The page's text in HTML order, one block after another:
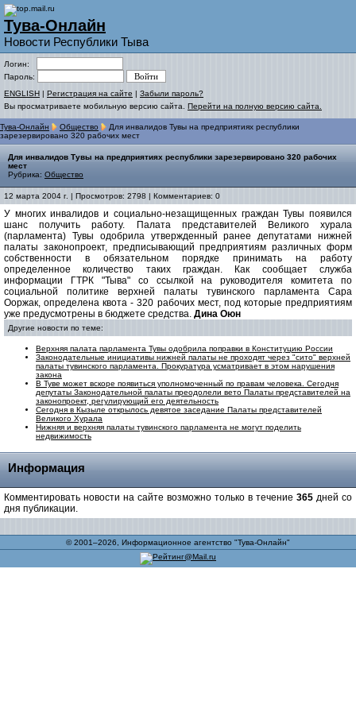
Тува-Онлайн
Новости Республики Тыва
Логин:
Пароль:
ENGLISH | Регистрация на сайте | Забыли пароль?
Вы просматриваете мобильную версию сайта. Перейти на полную версию сайта.
Тува-Онлайн Общество
Для инвалидов Тувы на предприятиях республики
зарезервировано 320 рабочих мест
Для инвалидов Тувы на предприятиях республики зарезервировано 320 рабочих
мест
Рубрика: Общество
12 марта 2004 г. | Просмотров: 2798 | Комментариев: 0
У многих инвалидов и социально-незащищенных граждан Тувы появился
шанс получить работу. Палата представителей Великого хурала
(парламента) Тувы одобрила утвержденный ранее депутатами нижней
палаты законопроект, предписывающий предприятиям различных форм
собственности в обязательном порядке принимать на работу
определенное количество таких граждан. Как сообщает служба
информации ГТРК "Тыва" со ссылкой на руководителя комитета по
социальной политике верхней палаты тувинского парламента Сара
Ооржак, определена квота - 320 рабочих мест, под которые предприятиям
уже предусмотрены в бюджете средства. Дина Оюн
Другие новости по теме:
Верхняя палата парламента Тувы одобрила поправки в Конституцию России
Законодательные инициативы нижней палаты не проходят через "сито" верхней
палаты тувинского парламента. Прокуратура усматривает в этом нарушения
закона
В Туве может вскоре появиться уполномоченный по правам человека. Сегодня
депутаты Законодательной палаты преодолели вето Палаты представителей на
законопроект, регулирующий его деятельность
Сегодня в Кызыле открылось девятое заседание Палаты представителей
Великого Хурала
Нижняя и верхняя палаты тувинского парламента не могут поделить
недвижимость
Информация
Комментировать новости на сайте возможно только в течение 365 дней со
дня публикации.
© 2001–2026, Информационное агентство "Тува-Онлайн"